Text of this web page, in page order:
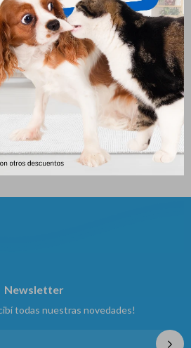
Palta Catnip Con Adhesivo
177
Newsletter
todas nuestras novedades!